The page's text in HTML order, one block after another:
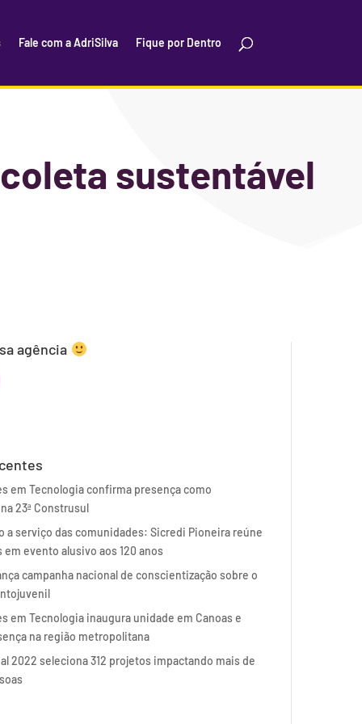
Fale com a AdriSilva Fique por Dentro
sustentável
agência
em Tecnologia confirma presença como
23ª Construsul
a serviço das comunidades: Sicredi Pioneira reúne
em evento alusivo aos 120 anos
campanha nacional de conscientização sobre o
em Tecnologia inaugura unidade em Canoas e
na região metropolitana
2022 seleciona 312 projetos impactando mais de